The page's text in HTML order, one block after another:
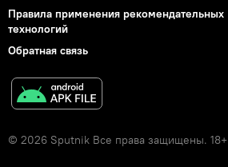
Правила применения рекомендательных
технологий
Обратная связь
© 2026 Sputnik Все права защищены. 18+